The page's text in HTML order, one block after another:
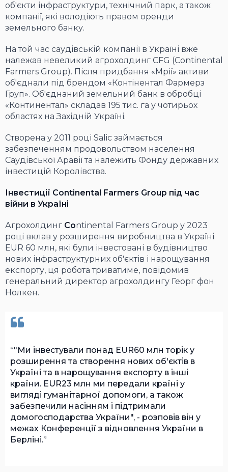
об'єкти інфраструктури, технічний парк, а також
компанії, які володіють правом оренди
земельного банку.
На той час саудівській компанії в Україні вже
належав невеликий агрохолдинг CFG (Continental
Farmers Group). Після придбання «Мрії» активи
об'єднали під брендом «Контінентал Фармерз
Груп». Об'єднаний земельний банк в обробці
«Континентал» складав 195 тис. га у чотирьох
областях на Західній Україні.
Створена у 2011 році Salic займається
забезпеченням продовольством населення
Саудівської Аравії та належить Фонду державних
інвестицій Королівства.
Інвестиції Continental Farmers Group під час
війни в Україні
Агрохолдинг Continental Farmers Group у 2023
році вклав у розширення виробництва в Україні
EUR 60 млн, які були інвестовані в будівництво
нових інфраструктурних об'єктів і нарощування
експорту, ця робота триватиме, повідомив
генеральний директор агрохолдингу Георг фон
Нолкен.
"Ми інвестували понад EUR60 млн торік у
розширення та створення нових об'єктів в
Україні та в нарощування експорту в інші
країни. EUR23 млн ми передали країні у
вигляді гуманітарної допомоги, а також
забезпечили насінням і підтримали
домогосподарства України", - розповів він у
межах Конференції з відновлення України в
Берліні.